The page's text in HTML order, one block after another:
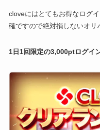
cloveにはとてもお得なログ
確ですので絶対損しないオリ
1日1回限定の3,000ptログイ